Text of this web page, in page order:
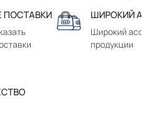
ПОСТАВКИ ШИРОКИЙ
Широкий
продукции